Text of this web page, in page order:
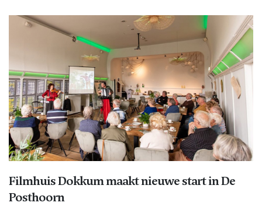
Filmhuis Dokkum maakt nieuwe start in De
Posthoorn